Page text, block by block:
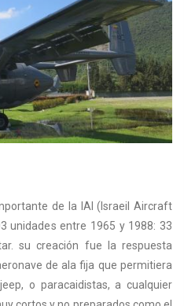
de la IAI (Israeil Aircraft
unidades entre 1965 y 1988: 33
su creación fue la respuesta
de ala fija que permitiera
o paracaidistas, a cualquier